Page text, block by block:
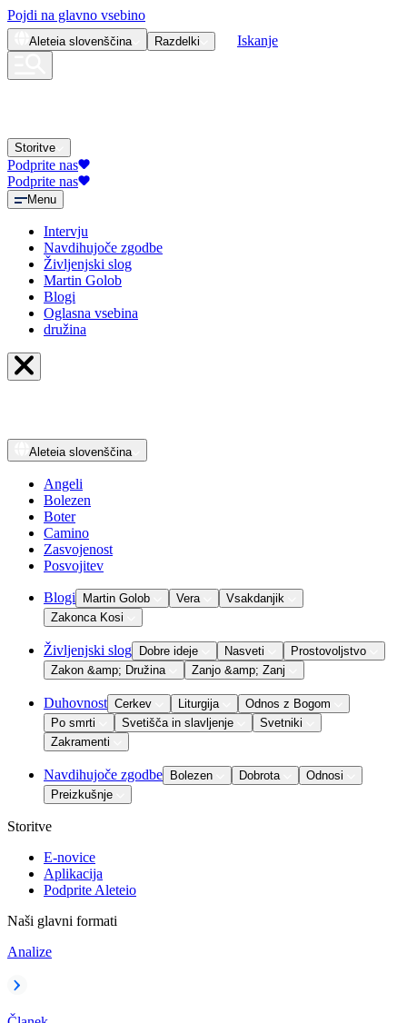
Pojdi na glavno vsebino
Aleteia slovenščina Razdelki Iskanje
Storitve
Podprite nas
Podprite nas
Menu
Intervju
Navdihujoče zgodbe
Življenjski slog
Martin Golob
Blogi
Oglasna vsebina
družina
Aleteia slovenščina
Angeli
Bolezen
Boter
Camino
Zasvojenost
Posvojitev
Blogi Martin Golob Vera
Vsakdanjik
Zakonca Kosi
Življenjski slog Dobre ideje Nasveti
Prostovoljstvo
Zakon &amp; Družina
Zanjo &amp; Zanj
Duhovnost Cerkev Liturgija
Odnos z Bogom
Po smrti
Svetišča in slavljenje
Svetniki
Zakramenti
Navdihujoče zgodbe Bolezen Dobrota
Odnosi
Preizkušnje
Storitve
E-novice
Aplikacija
Podprite Aleteio
Naši glavni formati
Analize